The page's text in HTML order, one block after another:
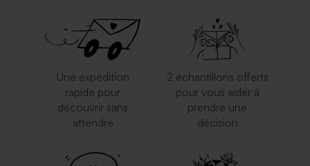
Une expédition
rapide pour
découvrir sans
attendre
2 échantillons offerts
pour vous aider à
prendre une
décision